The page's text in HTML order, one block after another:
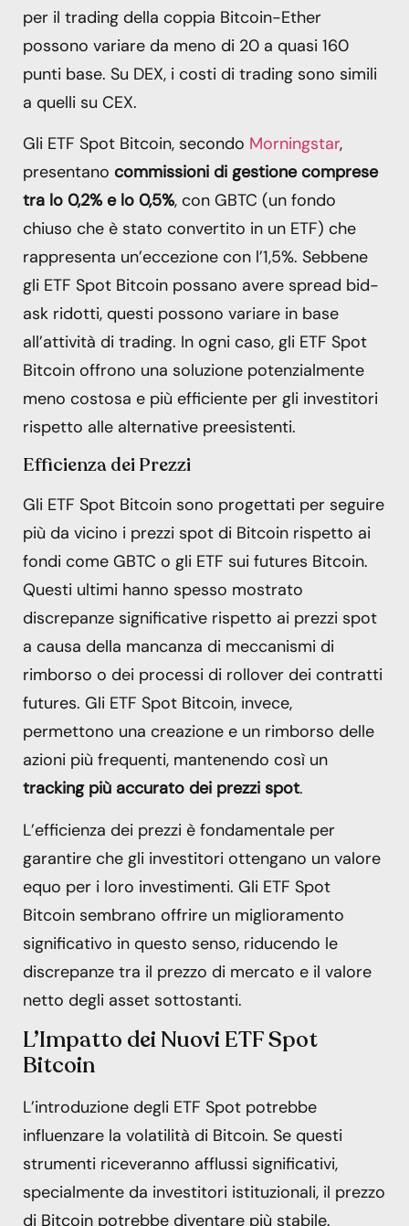
per il trading della coppia Bitcoin-Ether
possono variare da meno di 20 a quasi 160
punti base. Su DEX, i costi di trading sono simili
a quelli su CEX.
Gli ETF Spot Bitcoin, secondo Morningstar,
presentano commissioni di gestione comprese
tra lo 0,2% e lo 0,5%, con GBTC (un fondo
chiuso che è stato convertito in un ETF) che
rappresenta un’eccezione con l’1,5%. Sebbene
gli ETF Spot Bitcoin possano avere spread bid-
ask ridotti, questi possono variare in base
all’attività di trading. In ogni caso, gli ETF Spot
Bitcoin offrono una soluzione potenzialmente
meno costosa e più efficiente per gli investitori
rispetto alle alternative preesistenti.
Efficienza dei Prezzi
Gli ETF Spot Bitcoin sono progettati per seguire
più da vicino i prezzi spot di Bitcoin rispetto ai
fondi come GBTC o gli ETF sui futures Bitcoin.
Questi ultimi hanno spesso mostrato
discrepanze significative rispetto ai prezzi spot
a causa della mancanza di meccanismi di
rimborso o dei processi di rollover dei contratti
futures. Gli ETF Spot Bitcoin, invece,
permettono una creazione e un rimborso delle
azioni più frequenti, mantenendo così un
tracking più accurato dei prezzi spot.
L’efficienza dei prezzi è fondamentale per
garantire che gli investitori ottengano un valore
equo per i loro investimenti. Gli ETF Spot
Bitcoin sembrano offrire un miglioramento
significativo in questo senso, riducendo le
discrepanze tra il prezzo di mercato e il valore
netto degli asset sottostanti.
L’Impatto dei Nuovi ETF Spot
Bitcoin
L’introduzione degli ETF Spot potrebbe
influenzare la volatilità di Bitcoin. Se questi
strumenti riceveranno afflussi significativi,
specialmente da investitori istituzionali, il prezzo
di Bitcoin potrebbe diventare più stabile.